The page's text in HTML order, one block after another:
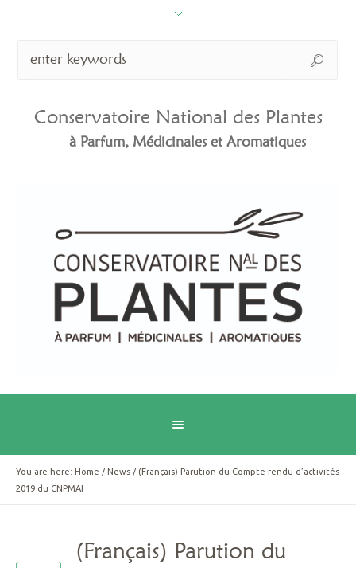
Conservatoire National des Plantes
à Parfum, Médicinales et Aromatiques
You are here: Home / News / (Français) Parution du Compte-rendu d’activités
2019 du CNPMAI
(Français) Parution du